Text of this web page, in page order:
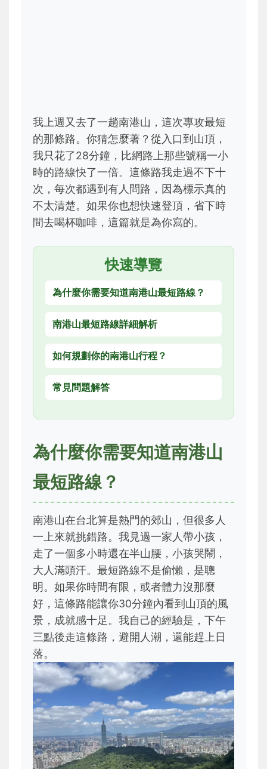
我上週又去了一趟南港山，這次專攻最短
的那條路。你猜怎麼著？從入口到山頂，
我只花了28分鐘，比網路上那些號稱一小
時的路線快了一倍。這條路我走過不下十
次，每次都遇到有人問路，因為標示真的
不太清楚。如果你也想快速登頂，省下時
間去喝杯咖啡，這篇就是為你寫的。
快速導覽
為什麼你需要知道南港山最短路線？
南港山最短路線詳細解析
如何規劃你的南港山行程？
常見問題解答
為什麼你需要知道南港山
最短路線？
南港山在台北算是熱門的郊山，但很多人
一上來就挑錯路。我見過一家人帶小孩，
走了一個多小時還在半山腰，小孩哭鬧，
大人滿頭汗。最短路線不是偷懶，是聰
明。如果你時間有限，或者體力沒那麼
好，這條路能讓你30分鐘內看到山頂的風
景，成就感十足。我自己的經驗是，下午
三點後走這條路，避開人潮，還能趕上日
落。